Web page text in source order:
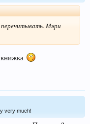
перечитывать. Мэри
very much!